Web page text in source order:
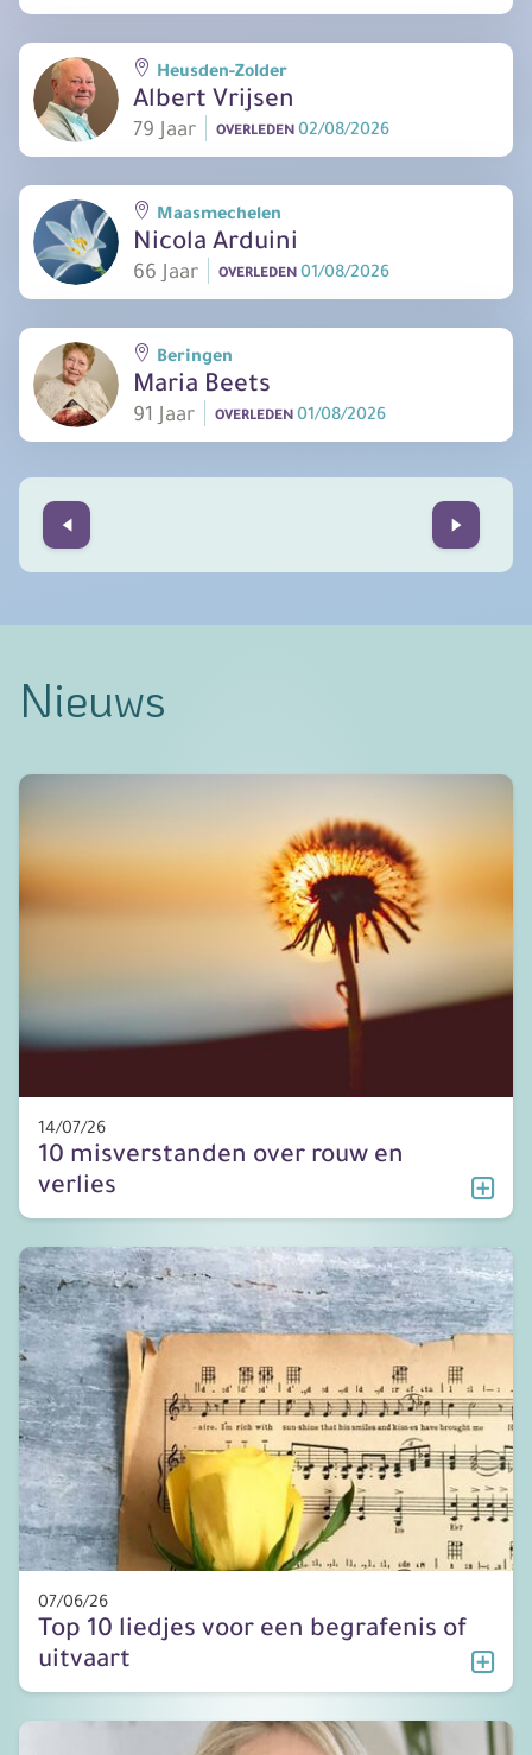
Albert Vrijsen
79 Jaar
Heusden-Zolder
OVERLEDEN 02/08/2026
Nicola Arduini
66 Jaar
Maasmechelen
OVERLEDEN 01/08/2026
Maria Beets
91 Jaar
Beringen
OVERLEDEN 01/08/2026
Prev Next
Nieuws
14/07/26
10 misverstanden over rouw en
verlies
07/06/26
Top 10 liedjes voor een begrafenis of
uitvaart